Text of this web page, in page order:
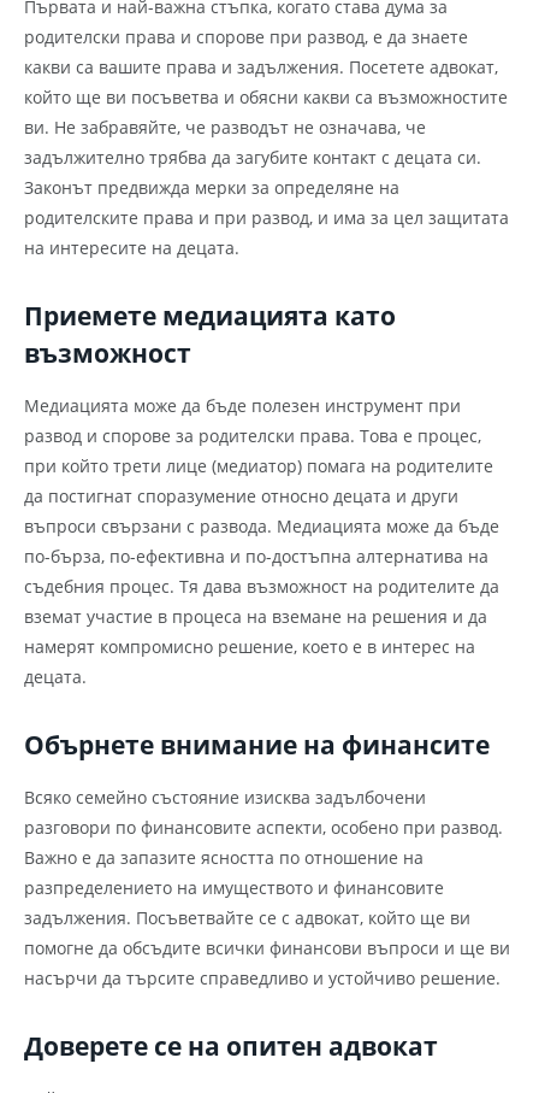
Първата и най-важна стъпка, когато става дума за
родителски права и спорове при развод, е да знаете
какви са вашите права и задължения. Посетете адвокат,
който ще ви посъветва и обясни какви са възможностите
ви. Не забравяйте, че разводът не означава, че
задължително трябва да загубите контакт с децата си.
Законът предвижда мерки за определяне на
родителските права и при развод, и има за цел защитата
на интересите на децата.
Приемете медиацията като
възможност
Медиацията може да бъде полезен инструмент при
развод и спорове за родителски права. Това е процес,
при който трети лице (медиатор) помага на родителите
да постигнат споразумение относно децата и други
въпроси свързани с развода. Медиацията може да бъде
по-бърза, по-ефективна и по-достъпна алтернатива на
съдебния процес. Тя дава възможност на родителите да
вземат участие в процеса на вземане на решения и да
намерят компромисно решение, което е в интерес на
децата.
Обърнете внимание на финансите
Всяко семейно състояние изисква задълбочени
разговори по финансовите аспекти, особено при развод.
Важно е да запазите ясността по отношение на
разпределението на имуществото и финансовите
задължения. Посъветвайте се с адвокат, който ще ви
помогне да обсъдите всички финансови въпроси и ще ви
насърчи да търсите справедливо и устойчиво решение.
Доверете се на опитен адвокат